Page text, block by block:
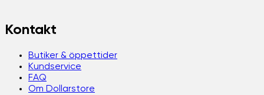
Kontakt
Butiker & öppettider
Kundservice
FAQ
Om Dollarstore